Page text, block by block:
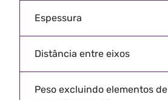
Espessura
Distância entre eixos
Peso excluindo elementos de